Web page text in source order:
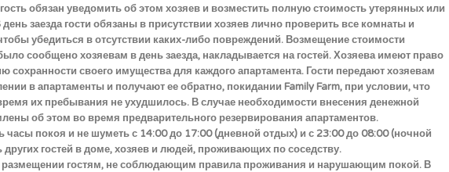
обязан уведомить об этом хозяев и возместить полную стоимость утерянных или
заезда гости обязаны в присутствии хозяев лично проверить все комнаты и
убедиться в отсутствии каких-либо повреждений. Возмещение стоимости
сообщено хозяевам в день заезда, накладывается на гостей. Хозяева имеют право
сохранности своего имущества для каждого апартамента. Гости передают хозяевам
в апартаменты и получают ее обратно, покидании Family Farm, при условии, что
их пребывания не ухудшилось. В случае необходимости внесения денежной
об этом во время предварительного резервирования апартаментов.
часы покоя и не шуметь с 14:00 до 17:00 (дневной отдых) и с 23:00 до 08:00 (ночной
гостей в доме, хозяев и людей, проживающих по соседству.
размещении гостям, не соблюдающим правила проживания и нарушающим покой. В